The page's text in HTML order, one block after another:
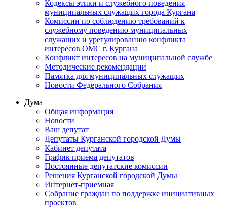
Кодексы этики и служебного поведения
муниципальных служащих города Кургана
Комиссии по соблюдению требований к
служебному поведению муниципальных
служащих и урегулированию конфликта
интересов ОМС г. Кургана
Конфликт интересов на муниципальной службе
Методические рекомендации
Памятка для муниципальных служащих
Новости Федерального Cобрания
Дума
Общая информация
Новости
Ваш депутат
Депутаты Курганской городской Думы
Кабинет депутата
График приема депутатов
Постоянные депутатские комиссии
Решения Курганской городской Думы
Интернет-приемная
Собрание граждан по поддержке инициативных
проектов